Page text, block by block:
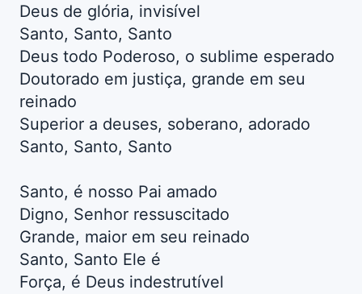
Deus de glória, invisível
Santo, Santo, Santo
Deus todo Poderoso, o sublime esperado
Doutorado em justiça, grande em seu
reinado
Superior a deuses, soberano, adorado
Santo, Santo, Santo
Santo, é nosso Pai amado
Digno, Senhor ressuscitado
Grande, maior em seu reinado
Santo, Santo Ele é
Força, é Deus indestrutível